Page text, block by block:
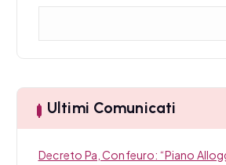
o
a
Ultimi Comunicati
Decreto Pa, Confeuro: “Piano